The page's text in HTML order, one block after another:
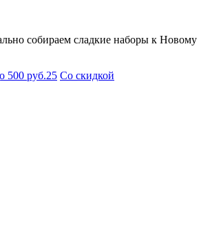
собираем сладкие наборы к Новому
500 руб.25 Со скидкой